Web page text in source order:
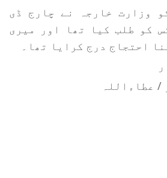
وزارت خارجہ نے چارج ڈی
کو طلب کیا تھا اور میری
احتجاج درج کرایا تھا۔
/ عطاءاللہ